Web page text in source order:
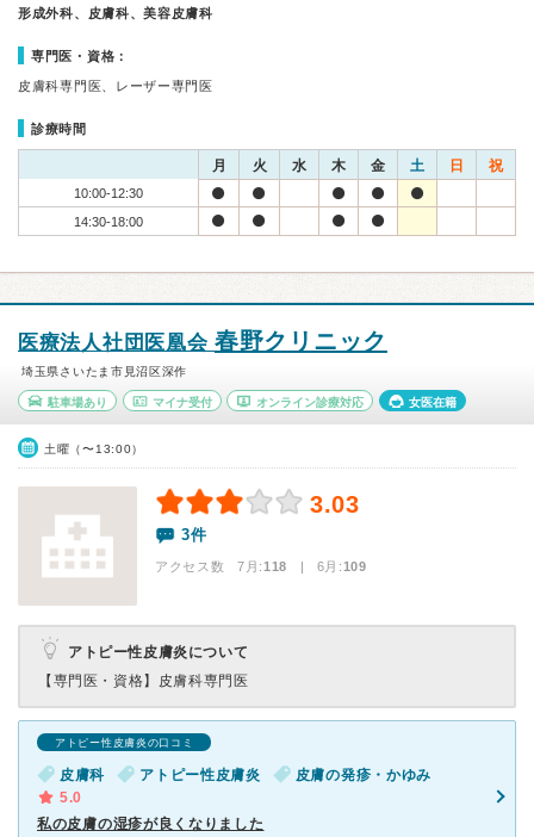
形成外科、皮膚科、美容皮膚科
専門医・資格：
皮膚科専門医、レーザー専門医
診療時間
月 火 水 木 金 土 日 祝
10:00-12:30
14:30-18:00
医療法人社団医凰会 春野クリニック
埼玉県さいたま市見沼区深作
駐車場あり マイナ受付 オンライン診療対応 女医在籍
土曜（〜13:00）
3.03
3件
アクセス数 7月:118 | 6月:109
アトピー性皮膚炎について
【専門医・資格】 皮膚科専門医
アトピー性皮膚炎の口コミ
皮膚科 アトピー性皮膚炎
皮膚の発疹・かゆみ
5.0
私の皮膚の湿疹が良くなりました